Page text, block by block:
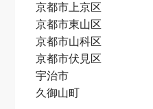
京都市上京区
京都市東山区
京都市山科区
京都市伏見区
宇治市
久御山町